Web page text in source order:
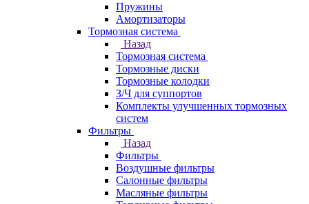
Пружины
Амортизаторы
Тормозная система
Назад
Тормозная система
Тормозные диски
Тормозные колодки
З/Ч для суппортов
Комплекты улучшенных тормозных
систем
Фильтры
Назад
Фильтры
Воздушные фильтры
Салонные фильтры
Масляные фильтры